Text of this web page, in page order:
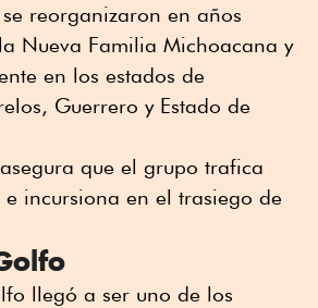
se reorganizaron en años
Nueva Familia Michoacana y
en los estados de
Guerrero y Estado de
que el grupo trafica
e incursiona en el trasiego de
llegó a ser uno de los